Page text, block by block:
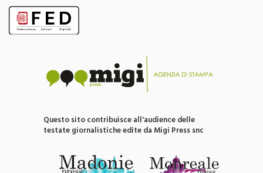
Questo sito è associato alla
Questo sito contribuisce all'audience delle